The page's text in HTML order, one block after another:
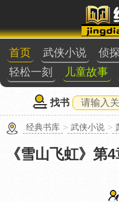
首页 武侠小说 侦
轻松一刻
儿童故事
找书
经典书库 > 武侠小说 >
《雪山飞虹》 第4